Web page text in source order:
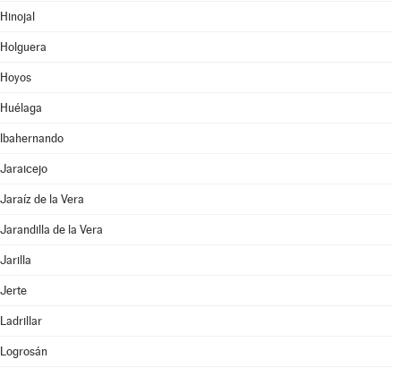
Hinojal
Holguera
Hoyos
Huélaga
Ibahernando
Jaraicejo
Jaraíz de la Vera
Jarandilla de la Vera
Jarilla
Jerte
Ladrillar
Logrosán